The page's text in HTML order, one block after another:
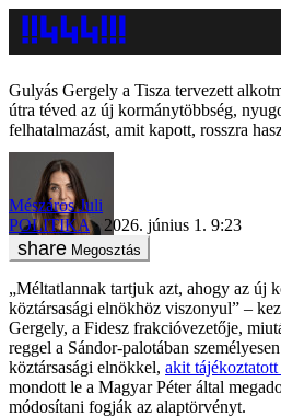
Gulyás Gergely a Tisza tervezett
útra téved az új kormánytöbbség,
felhatalmazást, amit kapott, rosszra
Mészáros Juli
POLITIKA
2026. június 1. 9:23
Megosztás
„Méltatlannak tartjuk azt, ahogy az új
köztársasági elnökhöz viszonyul” –
Gergely, a Fidesz frakcióvezetője,
reggel a Sándor-palotában
köztársasági elnökkel, akit tájékoztatott
mondott le a Magyar Péter által
módosítani fogják az alaptörvényt.